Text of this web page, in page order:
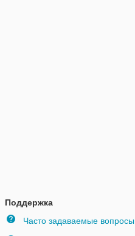
Поддержка
Часто задаваемые вопросы